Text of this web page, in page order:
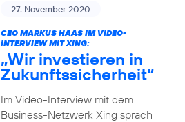
27. November 2020
CEO MARKUS HAAS IM VIDEO-
INTERVIEW MIT XING:
„Wir investieren in
Zukunftssicherheit“
Im Video-Interview mit dem
Business-Netzwerk Xing sprach